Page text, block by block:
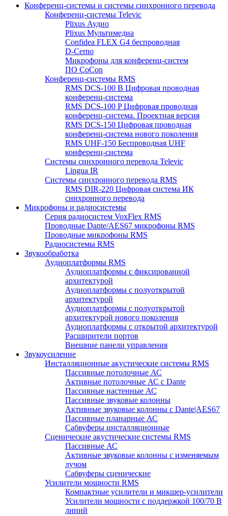
Конференц-системы и системы синхронного перевода
Конференц-системы Televic
Plixus Аудио
Plixus Мультимедиа
Confidea FLEX G4 беспроводная
D-Cerno
Микрофоны для конференц-систем
ПО CoCon
Конференц-системы RMS
RMS DCS-100 B Цифровая проводная
конференц-система
RMS DCS-100 P Цифровая проводная
конференц-система. Проектная версия
RMS DCS-150 Цифровая проводная
конференц-система нового поколения
RMS UHF-150 Беспроводная UHF
конференц-система
Системы синхронного перевода Televic
Lingua IR
Системы синхронного перевода RMS
RMS DIR-220 Цифровая система ИК
синхронного перевода
Микрофоны и радиосистемы
Серия радиосистем VoxFlex RMS
Проводные Dante/AES67 микрофоны RMS
Проводные микрофоны RMS
Радиосистемы RMS
Звукообработка
Аудиоплатформы RMS
Аудиоплатформы с фиксированной
архитектурой
Аудиоплатформы с полуоткрытой
архитектурой
Аудиоплатформы с полуоткрытой
архитектурой нового поколения
Аудиоплатформы с открытой архитектурой
Расширители портов
Внешние панели управления
Звукоусиление
Инсталляционные акустические системы RMS
Пассивные потолочные АС
Активные потолочные АС с Dante
Пассивные настенные АС
Пассивные звуковые колонны
Активные звуковые колонны с Dante|AES67
Пассивные планарные АС
Сабвуферы инсталляционные
Сценические акустические системы RMS
Пассивные АС
Активные звуковые колонны с изменяемым
лучом
Сабвуферы сценические
Усилители мощности RMS
Компактные усилители и микшер-усилители
Усилители мощности с поддержкой 100/70 В
линий